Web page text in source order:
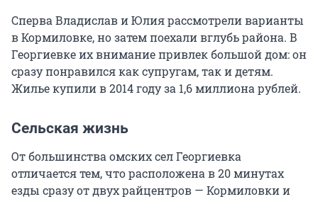
Сперва Владислав и Юлия рассмотрели варианты
в Кормиловке, но затем поехали вглубь района. В
Георгиевке их внимание привлек большой дом: он
сразу понравился как супругам, так и детям.
Жилье купили в 2014 году за 1,6 миллиона рублей.
Сельская жизнь
От большинства омских сел Георгиевка
отличается тем, что расположена в 20 минутах
езды сразу от двух райцентров — Кормиловки и